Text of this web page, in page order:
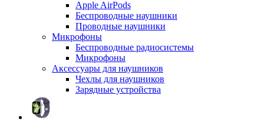
Apple AirPods
Беспроводные наушники
Проводные наушники
Микрофоны
Беспроводные радиосистемы
Микрофоны
Аксессуары для наушников
Чехлы для наушников
Зарядные устройства